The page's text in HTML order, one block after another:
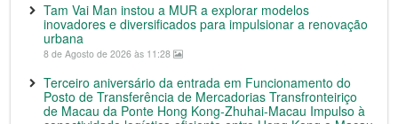
Tam Vai Man instou a MUR a explorar modelos
inovadores e diversificados para impulsionar a renovação
urbana
8 de Agosto de 2026 às 11:28
Terceiro aniversário da entrada em Funcionamento do
Posto de Transferência de Mercadorias Transfronteiriço
de Macau da Ponte Hong Kong-Zhuhai-Macau Impulso à